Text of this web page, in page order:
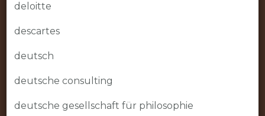
deloitte
descartes
deutsch
deutsche consulting
deutsche gesellschaft für philosophie